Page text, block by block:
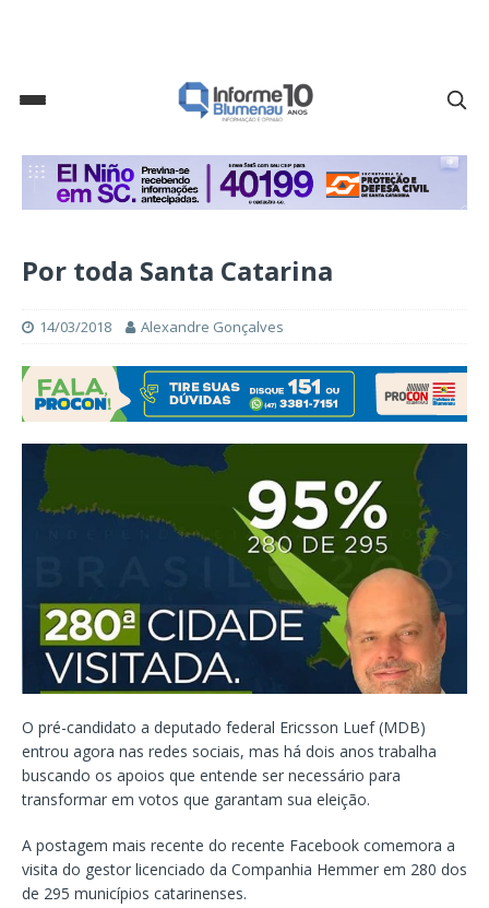
Por toda Santa Catarina
14/03/2018 Alexandre Gonçalves
O pré-candidato a deputado federal Ericsson Luef (MDB)
entrou agora nas redes sociais, mas há dois anos trabalha
buscando os apoios que entende ser necessário para
transformar em votos que garantam sua eleição.
A postagem mais recente do recente Facebook comemora a
visita do gestor licenciado da Companhia Hemmer em 280 dos
de 295 municípios catarinenses.